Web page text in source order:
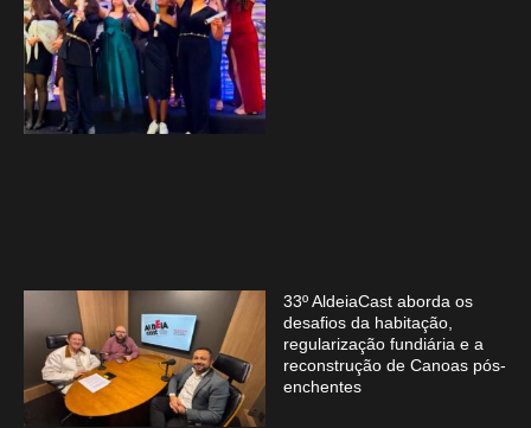
33º AldeiaCast aborda os
desafios da habitação,
regularização fundiária e a
reconstrução de Canoas pós-
enchentes